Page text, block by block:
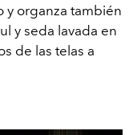
y organza también
y seda lavada en
de las telas a